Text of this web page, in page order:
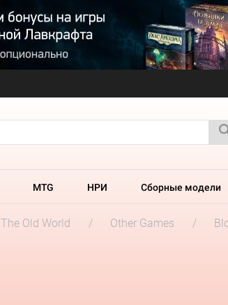
MTG НРИ Сборные модели
The Old World Other Games